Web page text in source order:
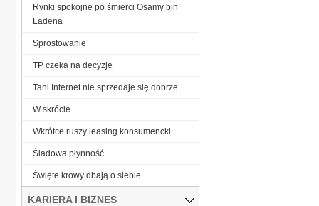
Rynki spokojne po śmierci Osamy bin
Ladena
Sprostowanie
TP czeka na decyzję
Tani Internet nie sprzedaje się dobrze
W skrócie
Wkrótce ruszy leasing konsumencki
Śladowa płynność
Święte krowy dbają o siebie
KARIERA I BIZNES